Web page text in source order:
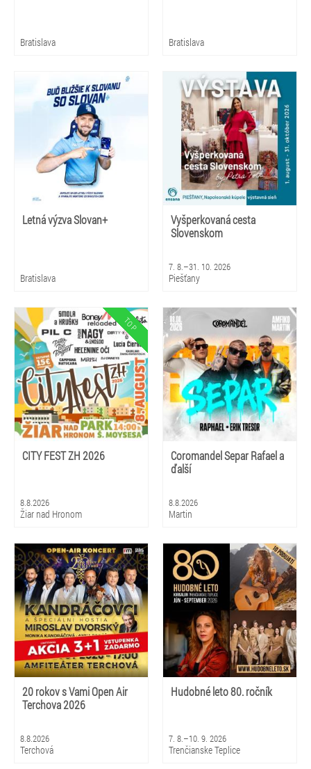
Bratislava Bratislava
Letná výzva Slovan+
Bratislava
Vyšperkovaná cesta
Slovenskom
7. 8.–31. 10. 2026
Piešťany
CITY FEST ZH 2026
8.8.2026
Žiar nad Hronom
Coromandel Separ Rafael a
ďalší
8.8.2026
Martin
20 rokov s Vami Open Air
Terchova 2026
8.8.2026
Terchová
Hudobné leto 80. ročník
7. 8.–10. 9. 2026
Trenčianske Teplice